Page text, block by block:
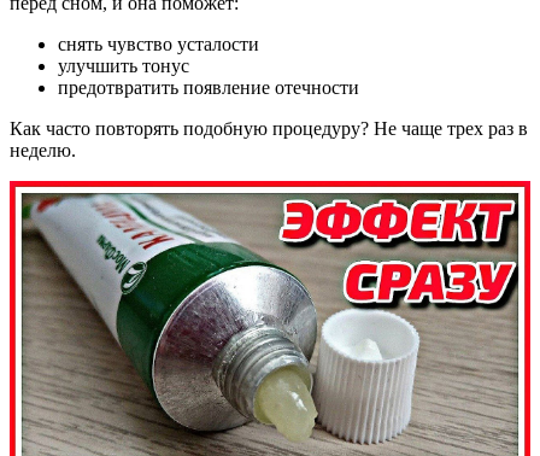
снять чувство усталости
улучшить тонус
предотвратить появление отечности
Как часто повторять подобную процедуру? Не чаще трех раз в
неделю.